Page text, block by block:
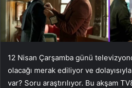
12 Nisan Çarşamba günü
olacağı merak ediliyor ve
var? Soru araştırılıyor. Bu akşam